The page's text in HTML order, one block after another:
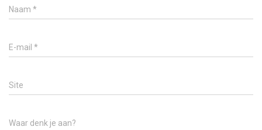
Naam *
E-mail *
Site
Waar denk je aan?